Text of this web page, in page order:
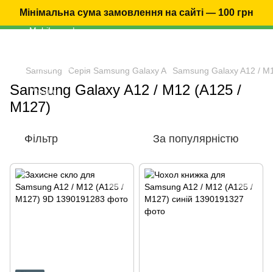
Мінімальна сума замовлення на сайті — 100 грн
Samsung Серія Samsung Galaxy A Samsung Galaxy A12 /
Samsung Galaxy A12 / M12 (A125 /
M127)
Фільтр За популярністю